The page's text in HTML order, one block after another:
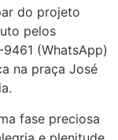
do projeto
pelos
(WhatsApp)
na praça José
fase preciosa